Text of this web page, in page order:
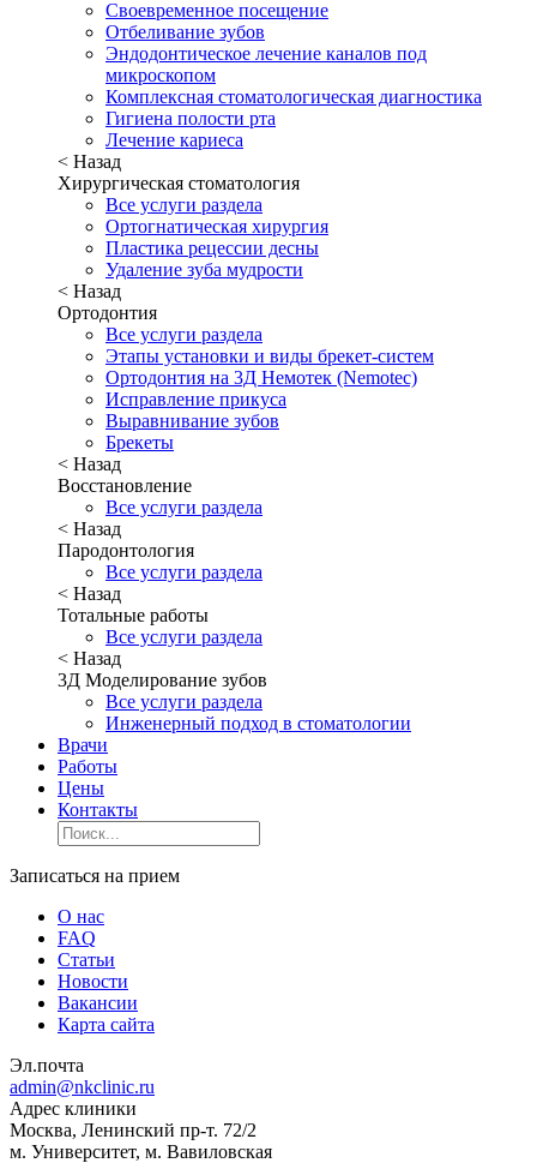
Своевременное посещение
Отбеливание зубов
Эндодонтическое лечение каналов под
микроскопом
Комплексная стоматологическая диагностика
Гигиена полости рта
Лечение кариеса
< Назад
Хирургическая стоматология
Все услуги раздела
Ортогнатическая хирургия
Пластика рецессии десны
Удаление зуба мудрости
< Назад
Ортодонтия
Все услуги раздела
Этапы установки и виды брекет-систем
Ортодонтия на 3Д Немотек (Nemotec)
Исправление прикуса
Выравнивание зубов
Брекеты
< Назад
Восстановление
Все услуги раздела
< Назад
Пародонтология
Все услуги раздела
< Назад
Тотальные работы
Все услуги раздела
< Назад
3Д Моделирование зубов
Все услуги раздела
Инженерный подход в стоматологии
Врачи
Работы
Цены
Контакты
Записаться на прием
О нас
FAQ
Статьи
Новости
Вакансии
Карта сайта
Эл.почта
admin@nkclinic.ru
Адрес клиники
Москва, Ленинский пр-т. 72/2
м. Университет, м. Вавиловская